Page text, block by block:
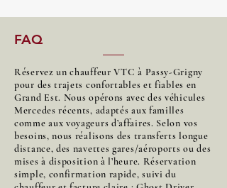
FAQ
Réservez un chauffeur VTC à Passy-Grigny
pour des trajets confortables et fiables en
Grand Est. Nous opérons avec des véhicules
Mercedes récents, adaptés aux familles
comme aux voyageurs d’affaires. Selon vos
besoins, nous réalisons des transferts longue
distance, des navettes gares/aéroports ou des
mises à disposition à l’heure. Réservation
simple, confirmation rapide, suivi du